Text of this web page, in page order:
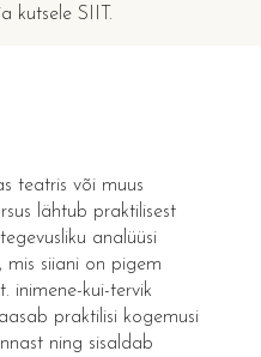
kutsele SIIT.
teatris või muus
lähtub praktilisest
analüüsi
mis siiani on pigem
inimene-kui-tervik
praktilisi kogemusi
ning sisaldab